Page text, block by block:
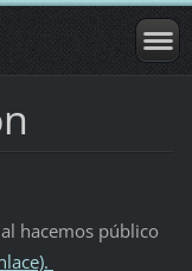
hacemos público